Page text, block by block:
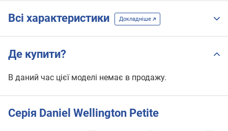
Всі характеристики Докладніше
Де купити?
В даний час цієї моделі немає в продажу.
Серія Daniel Wellington Petite